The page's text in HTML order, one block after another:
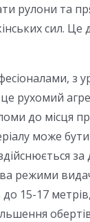
рулони та
сил. Це
з
це рухомий
до місця
може
режими
15-17